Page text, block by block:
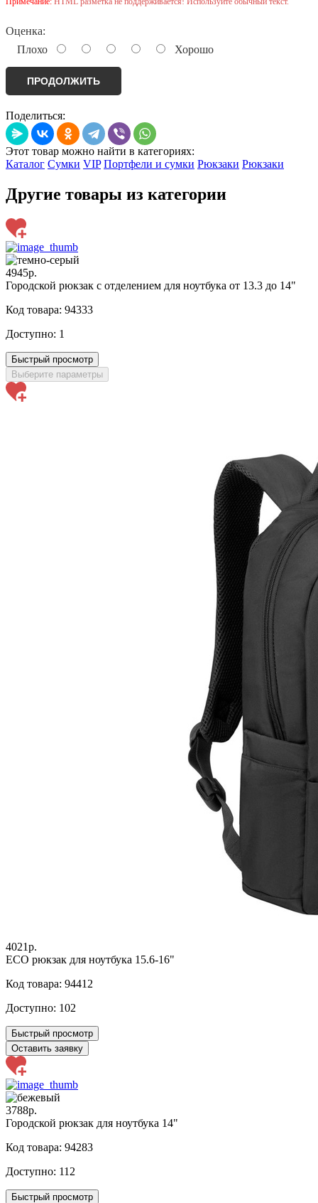
Оценка:
Плохо
Хорошо
ПРОДОЛЖИТЬ
Поделиться:
Этот товар можно найти в категориях:
Каталог Сумки VIP Портфели и сумки Рюкзаки Рюкзаки
Другие товары из категории
4945р.
Городской рюкзак с отделением для ноутбука от 13.3 до 14"
Код товара: 94333
Доступно: 1
Быстрый просмотр
Выберите параметры
4021р.
ECO рюкзак для ноутбука 15.6-16"
Код товара: 94412
Доступно: 102
Быстрый просмотр
Оставить заявку
3788р.
Городской рюкзак для ноутбука 14"
Код товара: 94283
Доступно: 112
Быстрый просмотр